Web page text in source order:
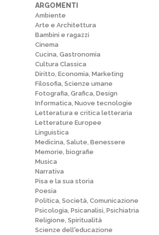
ARGOMENTI
Ambiente
Arte e Architettura
Bambini e ragazzi
Cinema
Cucina, Gastronomia
Cultura Classica
Diritto, Economia, Marketing
Filosofia, Scienze umane
Fotografia, Grafica, Design
Informatica, Nuove tecnologie
Letteratura e critica letteraria
Letterature Europee
Linguistica
Medicina, Salute, Benessere
Memorie, biografie
Musica
Narrativa
Pisa e la sua storia
Poesia
Politica, Società, Comunicazione
Psicologia, Psicanalisi, Psichiatria
Religione, Spiritualità
Scienze dell'educazione